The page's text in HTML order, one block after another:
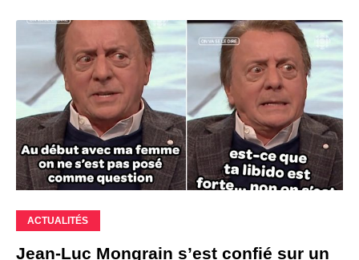
ACTUALITÉS
Jean-Luc Mongrain s’est confié sur un